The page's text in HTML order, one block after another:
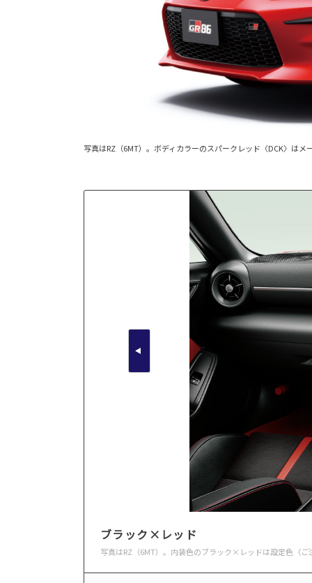
写真はRZ（6MT）。ボディカラーのスパークレッド〈DCK〉はメ
ブラック×レッド
写真はRZ（6MT）。内装色のブラック×レッドは設定色（